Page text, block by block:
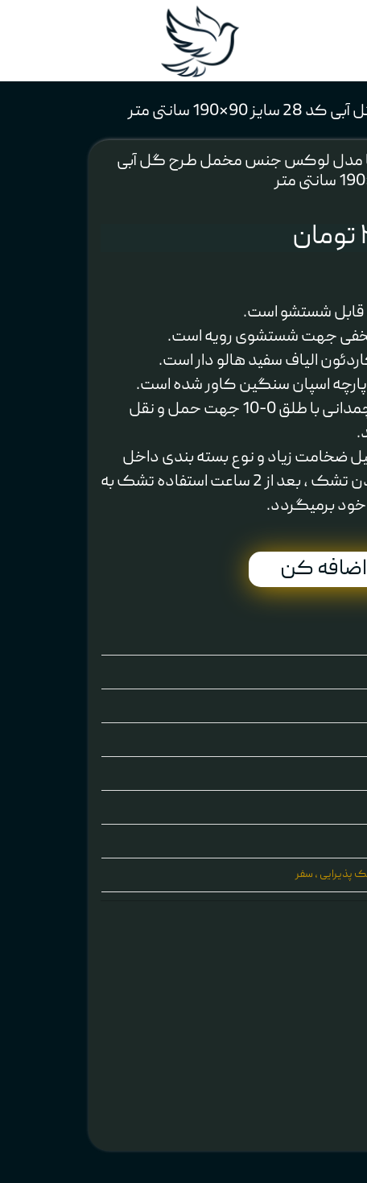
سانتی متر
مدل لوکس جنس مخمل طرح گل آبی
قابل شستشو است.
جهت شستشوی رویه است.
الیاف سفید هالو دار است.
پارچه اسپان سنگین کاور شده است.
دارای کاور چمدانی با طلق 0-10 جهت حمل و نقل
ضخامت زیاد و نوع بسته بندی داخل
کاور و تا شدن تشک ، بعد از 2 ساعت استفاده تشک به
برمیگردد.
کن
پذیرایی ، سفر